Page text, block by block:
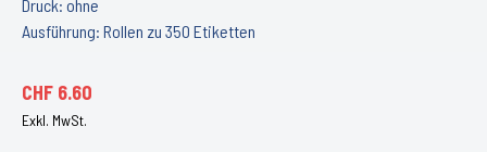
Druck: ohne
Ausführung: Rollen zu 350 Etiketten
CHF 6.60
Exkl. MwSt.